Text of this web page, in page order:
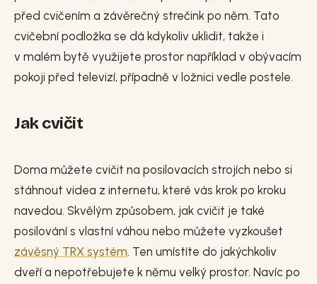
před cvičením a závěrečný strečink po něm. Tato
cvičební podložka se dá kdykoliv uklidit, takže i
v malém bytě využijete prostor například v obývacím
pokoji před televizí, případně v ložnici vedle postele.
Jak cvičit
Doma můžete cvičit na posilovacích strojích nebo si
stáhnout videa z internetu, které vás krok po kroku
navedou. Skvělým způsobem, jak cvičit je také
posilování s vlastní váhou nebo můžete vyzkoušet
závěsný TRX systém. Ten umístíte do jakýchkoliv
dveří a nepotřebujete k němu velký prostor. Navíc po